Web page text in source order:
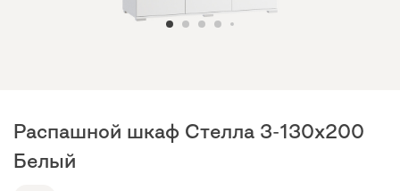
Распашной шкаф Стелла 3-130x200
Белый